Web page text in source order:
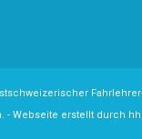
- Webseite erstellt durch